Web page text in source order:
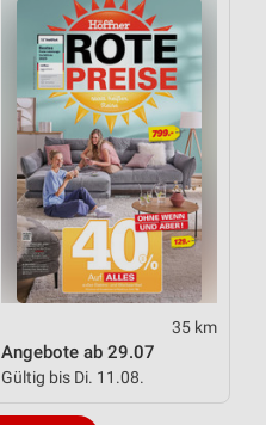
35 km
Angebote ab 29.07
Gültig bis Di. 11.08.